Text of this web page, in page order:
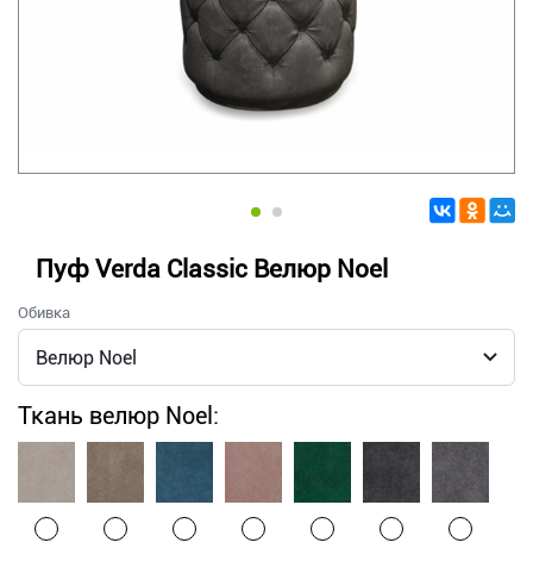
Пуф Verda Classic Велюр Noel
Обивка
Ткань велюр Noel: